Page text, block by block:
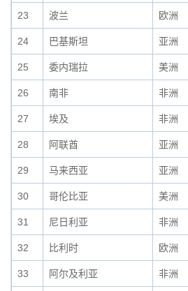
23 波兰 欧洲
24 巴基斯坦 亚洲
25 委内瑞拉 美洲
26 南非 非洲
27 埃及 非洲
28 阿联酋 亚洲
29 马来西亚 亚洲
30 哥伦比亚 美洲
31 尼日利亚 非洲
32 比利时 欧洲
33 阿尔及利亚 非洲